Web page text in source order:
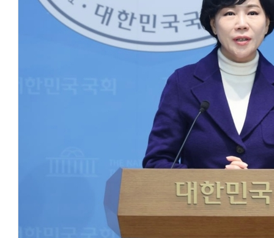
AI Native Enterprise를 지원하는 AI Ready Data